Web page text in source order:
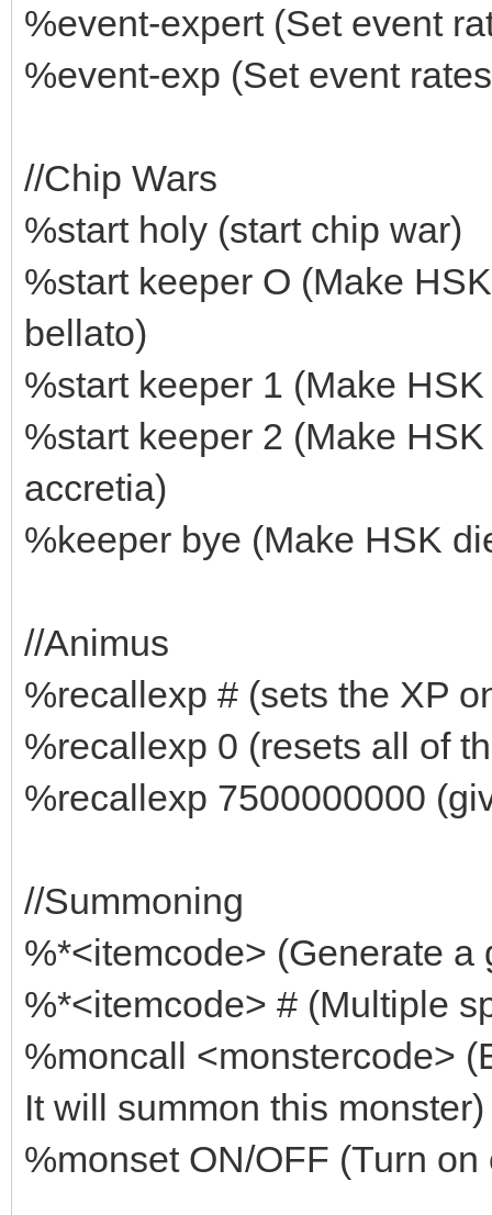
%event-expert (Set event
%event-exp (Set event
//Chip Wars
%start holy (start chip war)
%start keeper O (Make
bellato)
%start keeper 1 (Make
%start keeper 2 (Make
accretia)
%keeper bye (Make HSK
//Animus
%recallexp # (sets the XP
%recallexp 0 (resets all of
%recallexp 7500000000
//Summoning
%*<itemcode> (Generate a
%*<itemcode> # (Multiple
%moncall <monstercode>
It will summon this monster)
%monset ON/OFF (Turn